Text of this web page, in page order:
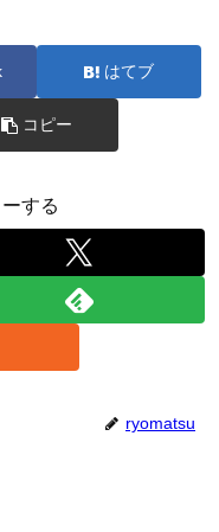
はてブ
コピー
する
ryomatsu